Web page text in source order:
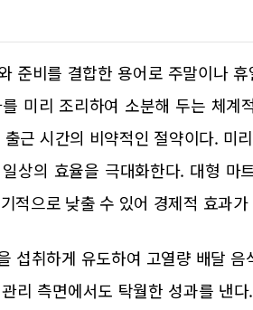
준비를 결합한 용어로 주말이나
미리 조리하여 소분해 두는 체
근 시간의 비약적인 절약이다. 미
상의 효율을 극대화한다. 대형 마
적으로 낮출 수 있어 경제적 효과
섭취하게 유도하여 고열량 배달
리 측면에서도 탁월한 성과를 낸